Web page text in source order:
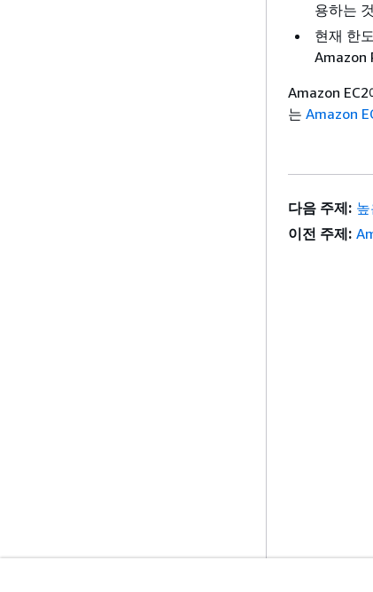
용하는
현재 한
Amazon
Amazon
는 Amazon
다음 주제:
이전 주제: